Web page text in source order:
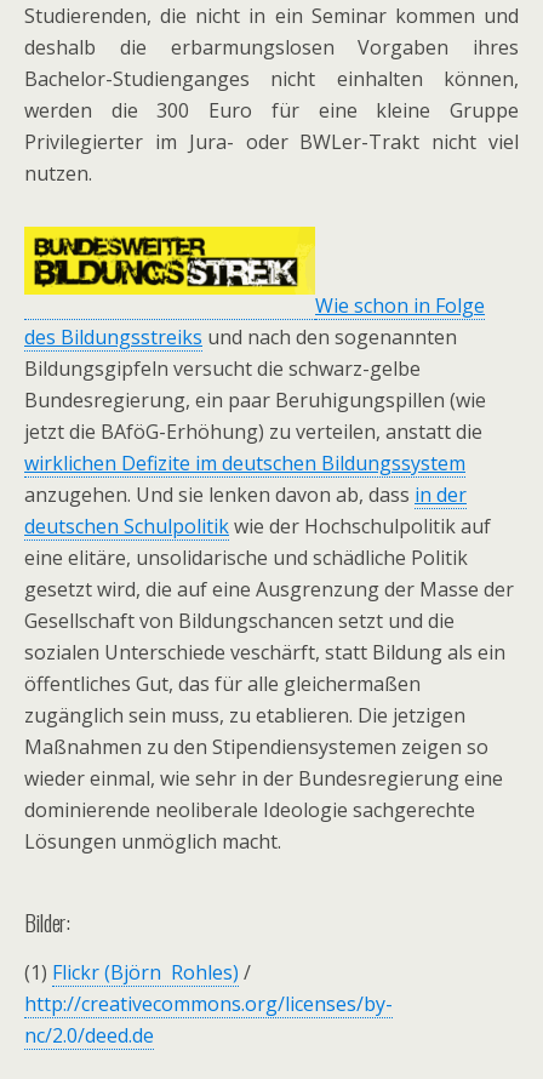
Studierenden, die nicht in ein Seminar kommen und
deshalb die erbarmungslosen Vorgaben ihres
Bachelor-Studienganges nicht einhalten können,
werden die 300 Euro für eine kleine Gruppe
Privilegierter im Jura- oder BWLer-Trakt nicht viel
nutzen.
Wie schon in Folge
des Bildungsstreiks und nach den sogenannten
Bildungsgipfeln versucht die schwarz-gelbe
Bundesregierung, ein paar Beruhigungspillen (wie
jetzt die BAföG-Erhöhung) zu verteilen, anstatt die
wirklichen Defizite im deutschen Bildungssystem
anzugehen. Und sie lenken davon ab, dass in der
deutschen Schulpolitikwie der Hochschulpolitik auf
eine elitäre, unsolidarische und schädliche Politik
gesetzt wird, die auf eine Ausgrenzung der Masse der
Gesellschaft von Bildungschancen setzt und die
sozialen Unterschiede veschärft, statt Bildung als ein
öffentliches Gut, das für alle gleichermaßen
zugänglich sein muss, zu etablieren. Die jetzigen
Maßnahmen zu den Stipendiensystemen zeigen so
wieder einmal, wie sehr in der Bundesregierung eine
dominierende neoliberale Ideologie sachgerechte
Lösungen unmöglich macht.
Bilder:
(1) Flickr (Björn Rohles) /
http://creativecommons.org/licenses/by-
nc/2.0/deed.de